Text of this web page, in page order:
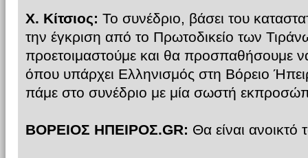
Χ. Κίτσιος: Το συνέδριο, βάσει του
την έγκριση από το Πρωτοδικείο των
προετοιμαστούμε και θα προσπαθήσουμε
όπου υπάρχει Ελληνισμός στη Βόρειο
πάμε στο συνέδριο με μία σωστή
ΒΟΡΕΙΟΣ ΗΠΕΙΡΟΣ.GR: Θα είναι ανοικτό